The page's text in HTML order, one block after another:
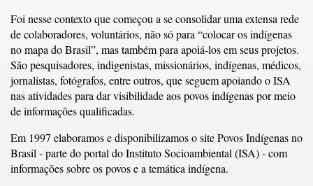
Foi nesse contexto que começou a se consolidar uma extensa rede
de colaboradores, voluntários, não só para “colocar os indígenas
no mapa do Brasil”, mas também para apoiá-los em seus projetos.
São pesquisadores, indigenistas, missionários, indígenas, médicos,
jornalistas, fotógrafos, entre outros, que seguem apoiando o ISA
nas atividades para dar visibilidade aos povos indígenas por meio
de informações qualificadas.
Em 1997 elaboramos e disponibilizamos o site Povos Indígenas no
Brasil - parte do portal do Instituto Socioambiental (ISA) - com
informações sobre os povos e a temática indígena.